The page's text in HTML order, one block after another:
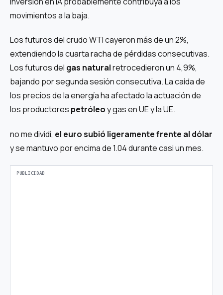
movimientos a la baja.
Los futuros del crudo WTI cayeron más de un 2%,
extendiendo la cuarta racha de pérdidas consecutivas.
Los futuros del gas naturalretrocedieron un 4,9%,
bajando por segunda sesión consecutiva. La caída de
los precios de la energía ha afectado la actuación de
los productores petróleoy gas en UE y la UE.
no me dividí, el euro subió ligeramente frente al dólar
y se mantuvo por encima de 1.04 durante casi un mes.